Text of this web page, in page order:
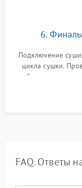
6.
Подключение
цикла сушки.
набора
конденсата) и
FAQ. Ответы